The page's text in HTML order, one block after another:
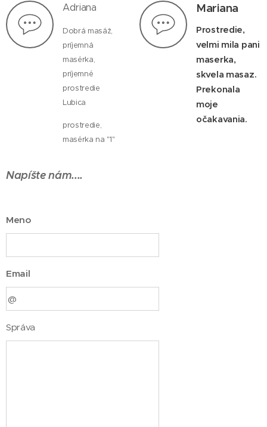
Adriana
Dobrá masáž,
príjemná
masérka,
príjemné
prostredie
Lubica
prostredie,
masérka na "1"
Mariana
Prostredie,
velmi mila pani
maserka,
skvela masaz.
Prekonala
moje
očakavania.
Napíšte nám....
Meno
Email
Správa